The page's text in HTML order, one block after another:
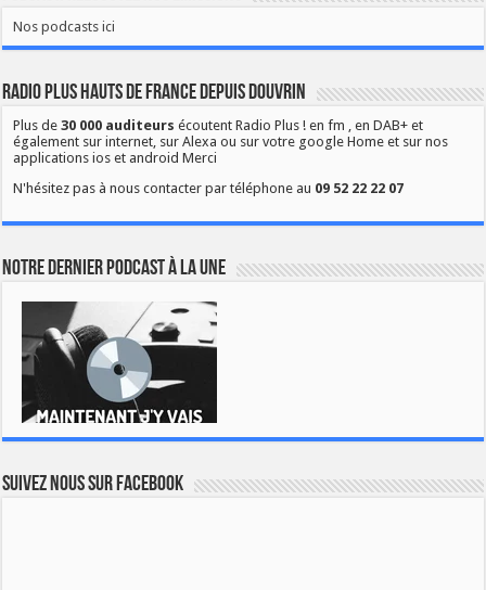
Nos podcasts ici
Radio Plus Hauts de France depuis Douvrin
Plus de30 000 auditeurs écoutent Radio Plus ! en fm , en DAB+ et
également sur internet, sur Alexa ou sur votre google Home et sur nos
applications ios et android Merci
N'hésitez pas à nous contacter par téléphone au 09 52 22 22 07
Notre dernier podcast à la une
Suivez nous sur Facebook